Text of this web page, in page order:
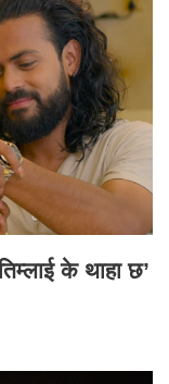
के थाहा छ’